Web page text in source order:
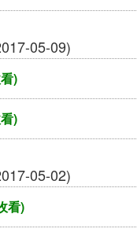
05-09)
)
)
05-02)
看)